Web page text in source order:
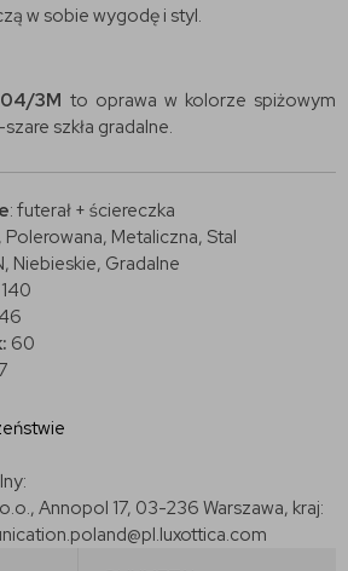
w sobie wygodę i styl.
3M to oprawa w kolorze spiżowym
szkła gradalne.
: futerał + ściereczka
Polerowana, Metaliczna, Stal
Niebieskie, Gradalne
140
60
Annopol 17, 03-236 Warszawa, kraj: